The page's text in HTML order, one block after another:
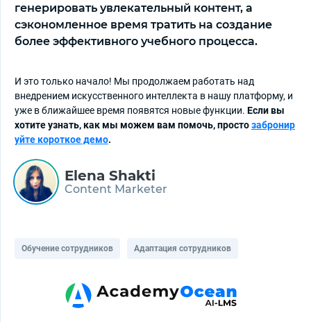
генерировать увлекательный контент, а
сэкономленное время тратить на создание
более эффективного учебного процесса.
И это только начало! Мы продолжаем работать над
внедрением искусственного интеллекта в нашу платформу, и
уже в ближайшее время появятся новые функции. Если вы
хотите узнать, как мы можем вам помочь, простозабронир
уйте короткое демо.
Elena Shakti
Content Marketer
Обучение сотрудников Адаптация сотрудников